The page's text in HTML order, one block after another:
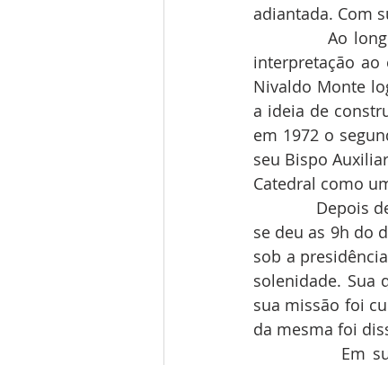
adiantada. Com
Ao longo de
interpretação
Nivaldo Monte
a ideia de
em 1972 o
seu Bispo
Catedral como
Depois de
se deu as 9h do
sob a
solenidade. Sua
sua missão foi
da mesma foi
Em suma,